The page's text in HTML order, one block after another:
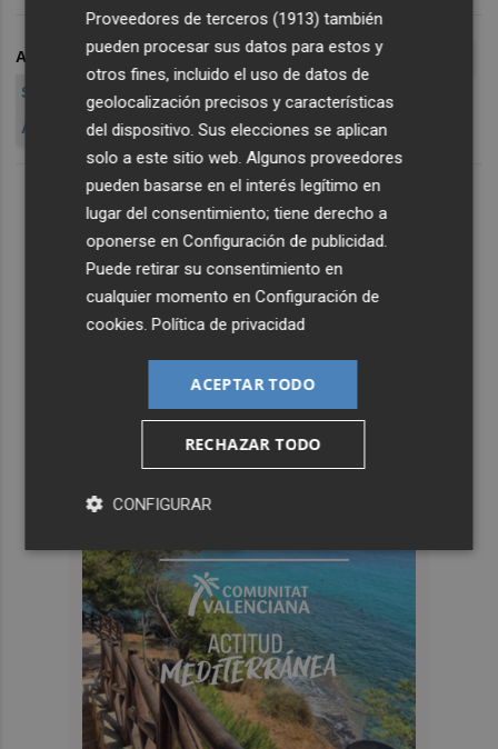
ARCHIVADO EN AVL CJC CASTELLANO
RAMÓN FERRER
SERAFÍN CASTELLANO
ACADÈMIA VALENCIANA DE LA LLENGUA
CONSELL J
Proveedores de terceros (1913) también
pueden procesar sus datos para estos y
otros fines, incluido el uso de datos de
geolocalización precisos y características
del dispositivo. Sus elecciones se aplican
solo a este sitio web. Algunos proveedores
pueden basarse en el interés legítimo en
lugar del consentimiento; tiene derecho a
oponerse enConfiguración de publicidad
Puede retirar su consentimiento en
cualquier momento enConfiguración de
cookies .Política de privacidad
ACEPTAR TODO
RECHAZAR TODO
CONFIGURAR